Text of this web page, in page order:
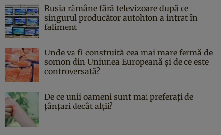
Rusia rămâne fără televizoare după ce
singurul producător autohton a intrat în
faliment
Unde va fi construită cea mai mare fermă de
somon din Uniunea Europeană și de ce este
controversată?
De ce unii oameni sunt mai preferați de
țânțari decât alții?